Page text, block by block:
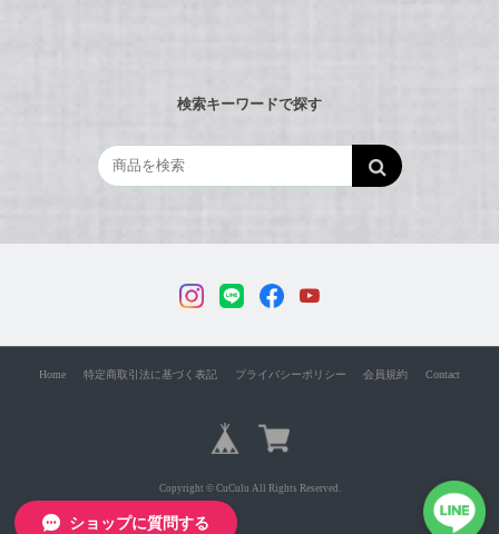
検索キーワードで探す
Home 特定商取引法に基づく表記 プライバシーポリシー 会員規約 Contact
Copyright © CuCulu All Rights Reserved.
ショップに質問する